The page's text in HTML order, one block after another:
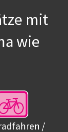
mit
wie
/